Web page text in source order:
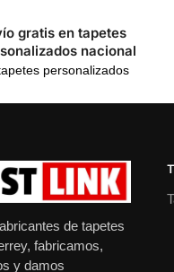
gratis en tapetes
nacional
personalizados
de tapetes
fabricamos,
y damos